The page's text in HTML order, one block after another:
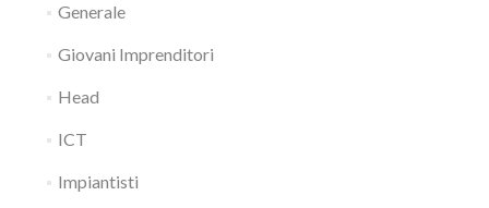
Generale
Giovani Imprenditori
Head
ICT
Impiantisti